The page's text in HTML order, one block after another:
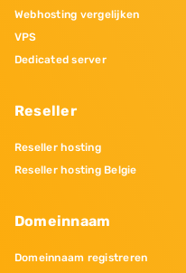
Webhosting vergelijken
VPS
Dedicated server
Reseller
Reseller hosting
Reseller hosting Belgie
Domeinnaam
Domeinnaam registreren